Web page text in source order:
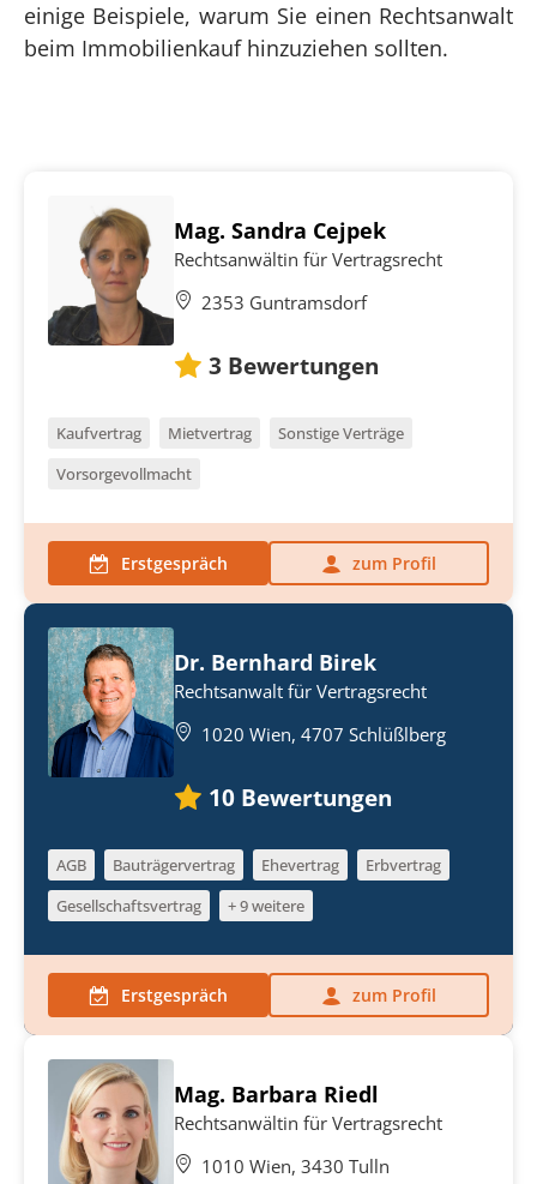
einige Beispiele, warum Sie einen Rechtsanwalt
beim Immobilienkauf hinzuziehen sollten.
Mag. Sandra Cejpek
Rechtsanwältin für Vertragsrecht
2353 Guntramsdorf
3 Bewertungen
Kaufvertrag Mietvertrag
Sonstige Verträge
Vorsorgevollmacht
Erstgespräch zum Profil
Dr. Bernhard Birek
Rechtsanwalt für Vertragsrecht
1020 Wien, 4707 Schlüßlberg
10 Bewertungen
AGB Bauträgervertrag Ehevertrag
Erbvertrag
Gesellschaftsvertrag
+ 9 weitere
Erstgespräch zum Profil
Mag. Barbara Riedl
Rechtsanwältin für Vertragsrecht
1010 Wien, 3430 Tulln